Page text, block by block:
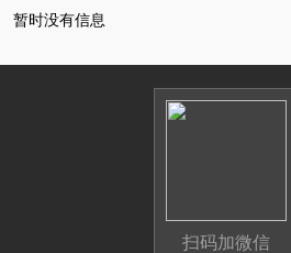
暂时没有信息
扫码加微信